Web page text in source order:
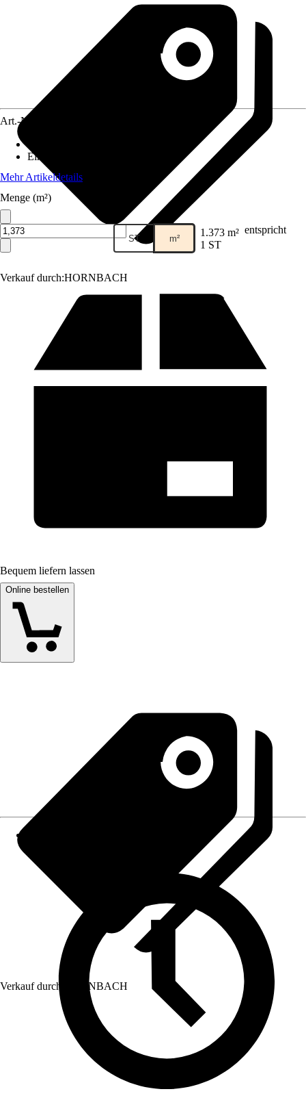
Verkauf durch:HORNBACH
Art.-Nr.
Einsatzbereich
Mehr Artikeldetails
Menge (m²)
ST m² 1.373 m² entspricht
1 ST
Bequem liefern lassen
Online bestellen
Verkauf durch: HORNBACH